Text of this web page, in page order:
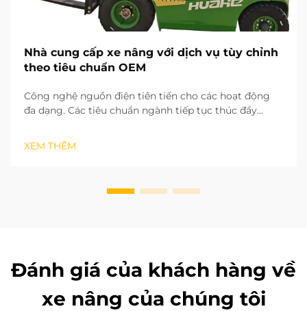
Nhà cung cấp xe nâng với dịch vụ tùy chỉnh
theo tiêu chuẩn OEM
Công nghệ nguồn điện tiên tiến cho các hoạt động
đa dạng. Các tiêu chuẩn ngành tiếp tục thúc đẩy
Xe nâng sử dụng pin lithium được sạc nhanh và
không phát thải, rất phù hợp cho kho hàng kín trong
XEM THÊM
Đánh giá của khách hàng về
xe nâng của chúng tôi